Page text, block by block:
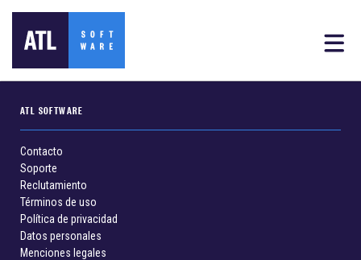
ATL SOFTWARE
Contacto
Soporte
Reclutamiento
Términos de uso
Política de privacidad
Datos personales
Menciones legales